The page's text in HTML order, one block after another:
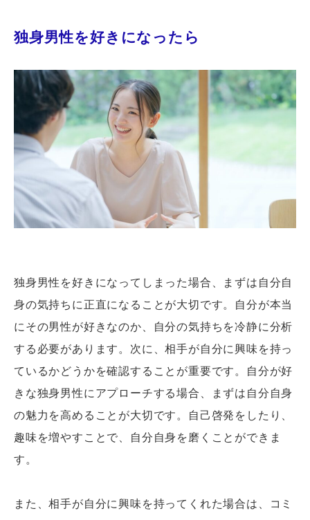
独身男性を好きになったら
独身男性を好きになってしまった場合、まずは自分自
身の気持ちに正直になることが大切です。自分が本当
にその男性が好きなのか、自分の気持ちを冷静に分析
する必要があります。次に、相手が自分に興味を持っ
ているかどうかを確認することが重要です。自分が好
きな独身男性にアプローチする場合、まずは自分自身
の魅力を高めることが大切です。自己啓発をしたり、
趣味を増やすことで、自分自身を磨くことができま
す。
また、相手が自分に興味を持ってくれた場合は、コミ